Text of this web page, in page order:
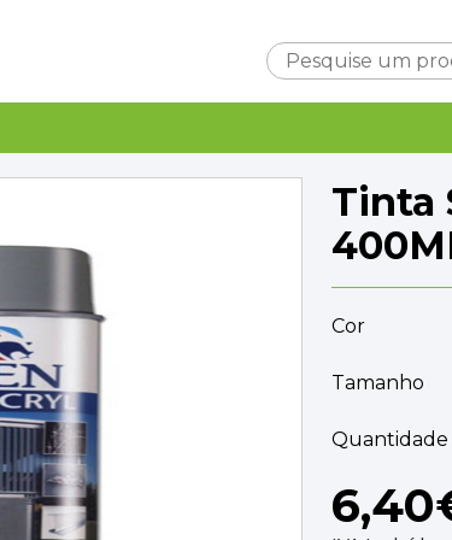
A
Tinta
Cor
Tamanho
Quantidade